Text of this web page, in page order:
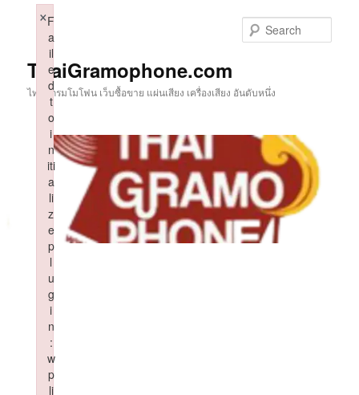
ThaiGramophone.com
ไทยแกรมโมโฟน เว็บซื้อขาย แผ่นเสียง เครื่องเสียง อันดับหนึ่ง
F
a
il
e
d
t
o
i
n
iti
a
li
z
e
p
l
u
g
i
n
:
w
p
li
×